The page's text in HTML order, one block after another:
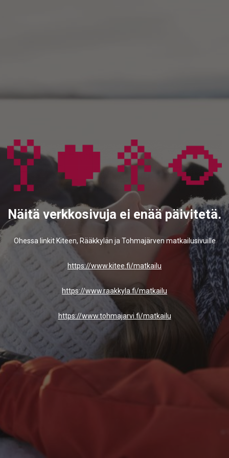
Näitä verkkosivuja ei enää päivitetä.
Ohessa linkit Kiteen, Rääkkylän ja Tohmajärven matkailusivuille
https://www.kitee.fi/matkailu
https://www.raakkyla.fi/matkailu
https://www.tohmajarvi.fi/matkailu